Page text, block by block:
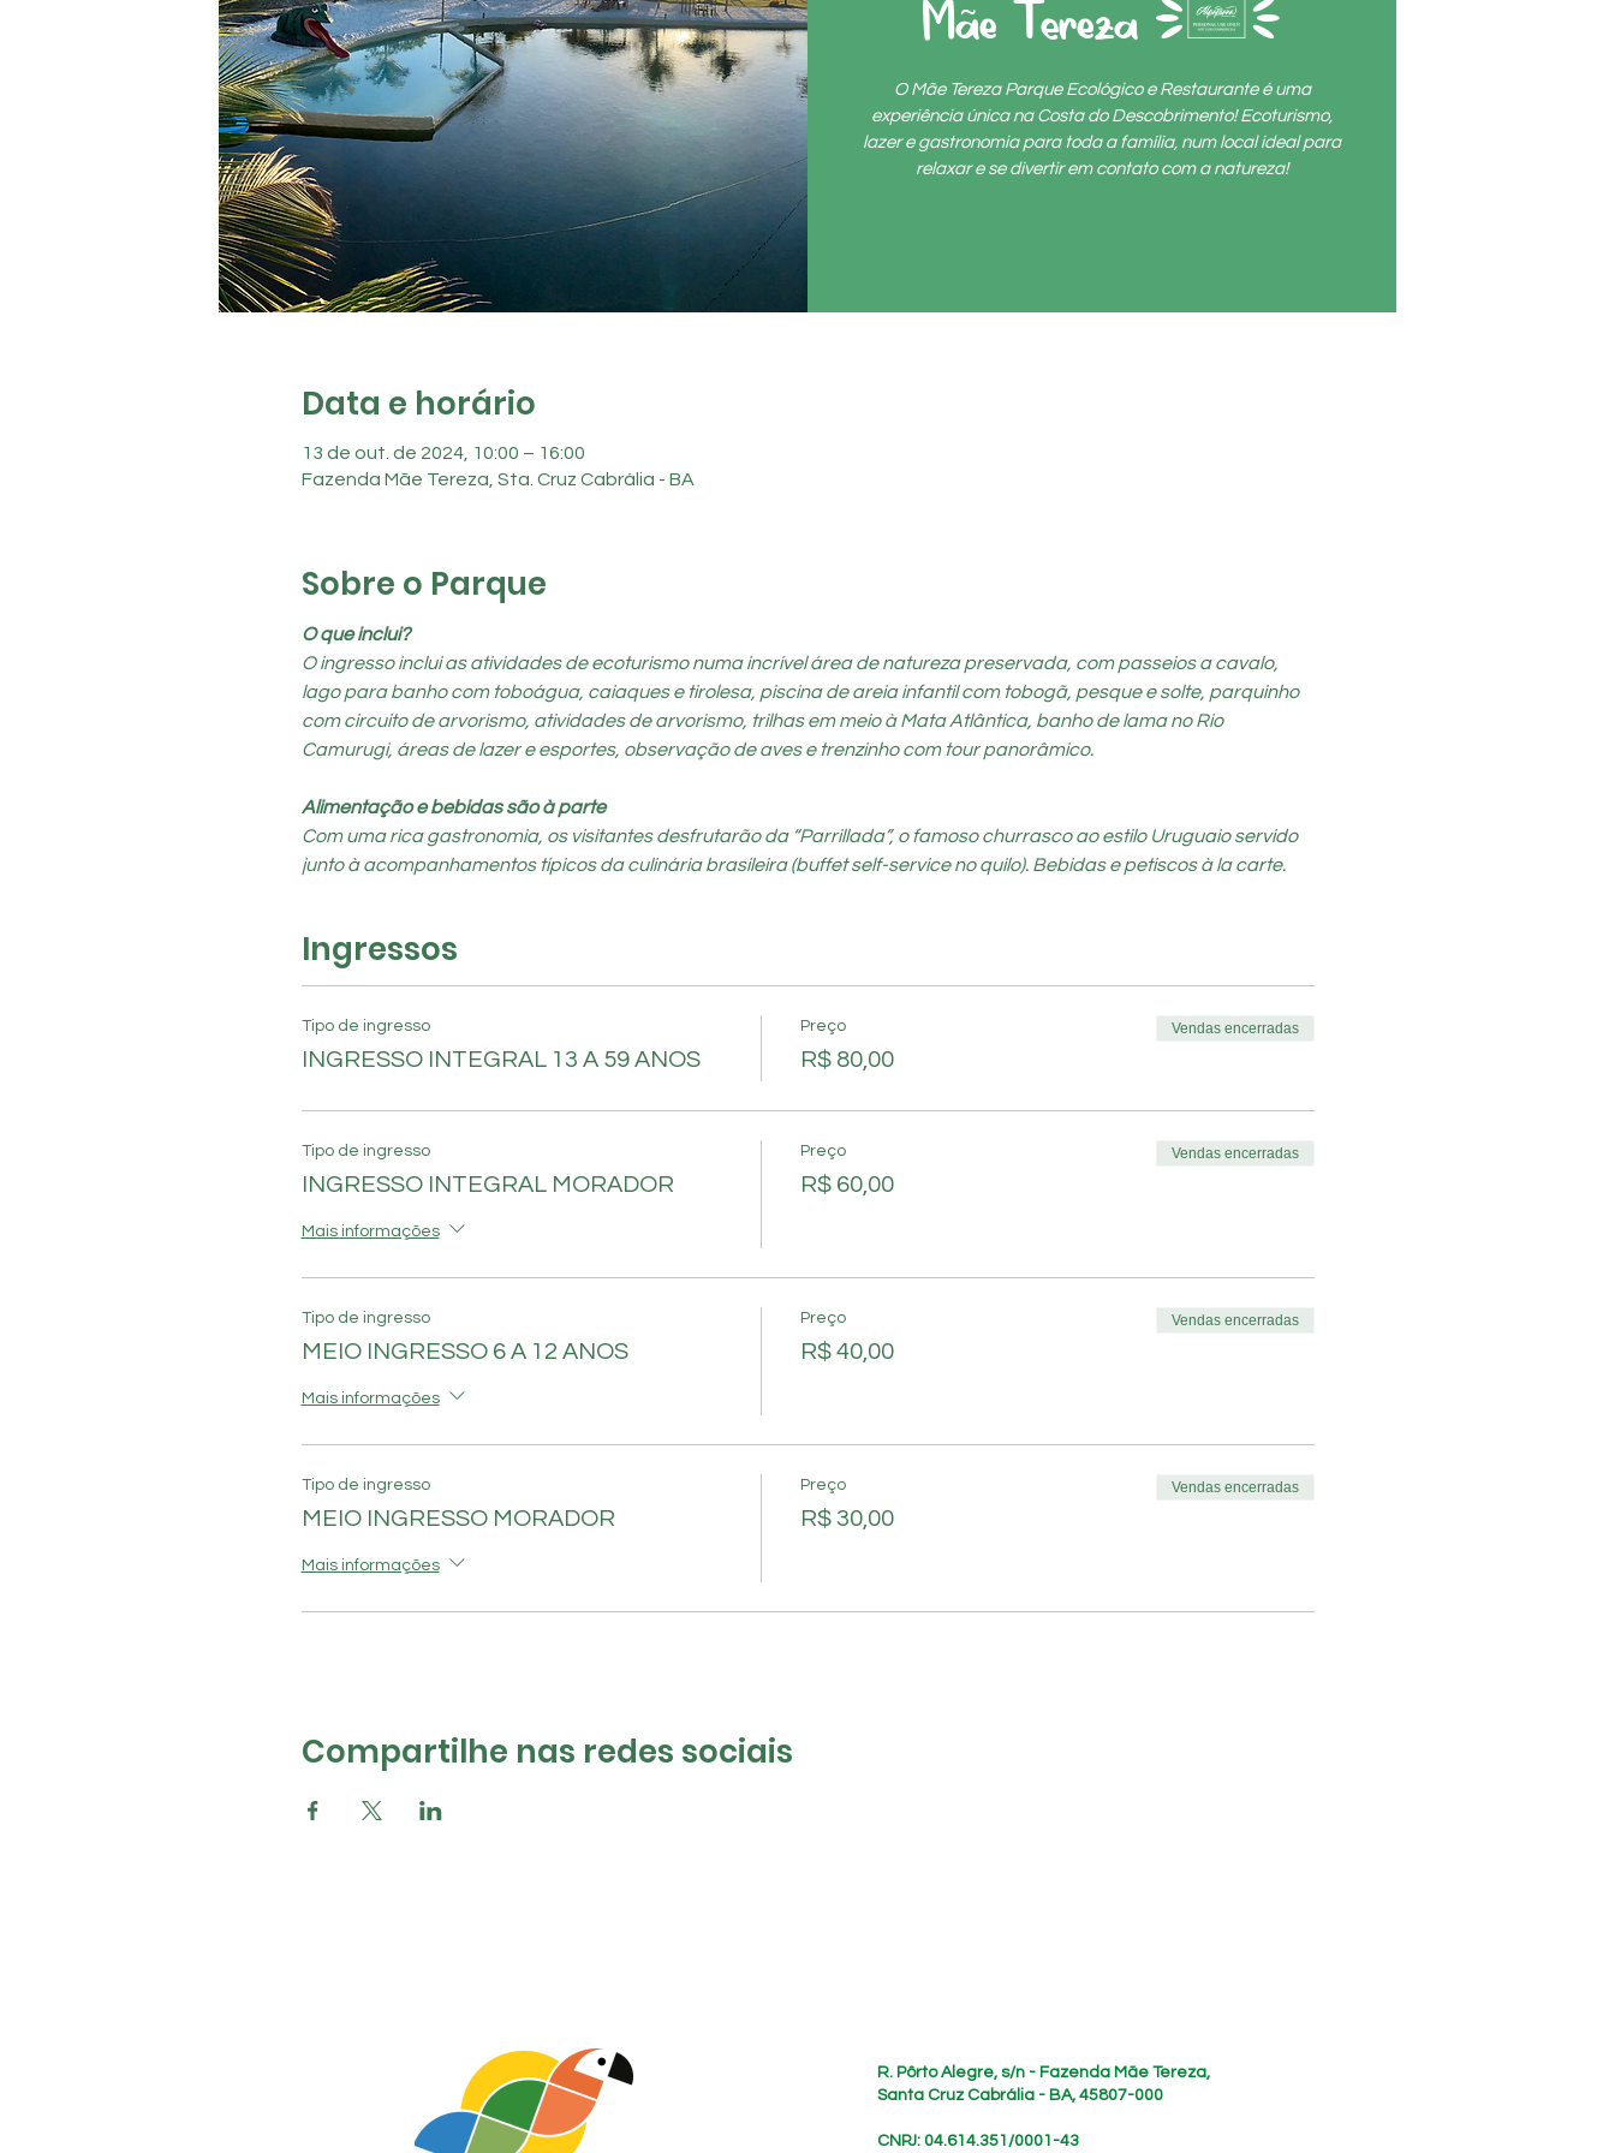
Mãe Tereza (1)
O Mãe Tereza Parque Ecológico e Restaurante é uma
experiência única na Costa do Descobrimento! Ecoturismo,
lazer e gastronomia para toda a família, num local ideal para
relaxar e se divertir em contato com a natureza!
Data e horário
13 de out. de 2024, 10:00 – 16:00
Fazenda Mãe Tereza, Sta. Cruz Cabrália - BA
Sobre o Parque
O que inclui?
O ingresso inclui as atividades de ecoturismo numa incrível área de natureza preservada, com passeios a cavalo,
lago para banho com toboágua, caiaques e tirolesa, piscina de areia infantil com tobogã, pesque e solte, parquinho
com circuito de arvorismo, atividades de arvorismo, trilhas em meio à Mata Atlântica, banho de lama no Rio
Camurugi, áreas de lazer e esportes, observação de aves e trenzinho com tour panorâmico.
Alimentação e bebidas são à parte
Com uma rica gastronomia, os visitantes desfrutarão da “Parrillada”, o famoso churrasco ao estilo Uruguaio servido
junto à acompanhamentos típicos da culinária brasileira (buffet self-service no quilo). Bebidas e petiscos à la carte.
Ingressos
Tipo de ingresso
INGRESSO INTEGRAL 13 A 59 ANOS
Preço
R$ 80,00
Vendas encerradas
Tipo de ingresso
INGRESSO INTEGRAL MORADOR
Mais informações
Preço
R$ 60,00
Vendas encerradas
Tipo de ingresso
MEIO INGRESSO 6 A 12 ANOS
Mais informações
Preço
R$ 40,00
Vendas encerradas
Tipo de ingresso
MEIO INGRESSO MORADOR
Mais informações
Preço
R$ 30,00
Vendas encerradas
Compartilhe nas redes sociais
R. Pôrto Alegre, s/n - Fazenda Mãe Tereza,
Santa Cruz Cabrália - BA, 45807-000
CNPJ: 04.614.351/0001-43